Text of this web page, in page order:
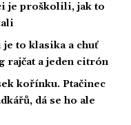
je proškolili, jak to
to klasika a chuť
rajčat a jeden citrón
kořínku. Ptačinec
dá se ho ale